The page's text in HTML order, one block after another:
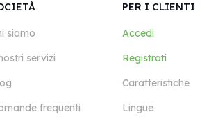
siamo
servizi
frequenti
PER I CLIENTI
Accedi
Registrati
Caratteristiche
Lingue